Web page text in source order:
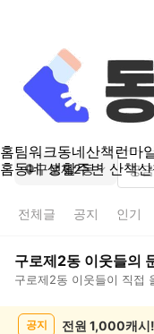
홈팀워크동네산책 런마
홈동네 생활주변 산책
구로제2동
전체글 공지 인기
구로제2동 이웃들의
구로제2동 이웃들이 직접
공지 전원 1,000캐시